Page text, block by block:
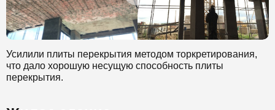
Усилили плиты перекрытия методом торкретирования,
что дало хорошую несущую способность плиты
перекрытия.